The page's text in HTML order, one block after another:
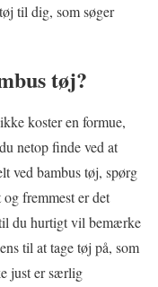
til dig, som søger
tøj?
koster en formue,
netop finde ved at
ved bambus tøj, spørg
fremmest er det
du hurtigt vil bemærke
til at tage tøj på, som
just er særlig